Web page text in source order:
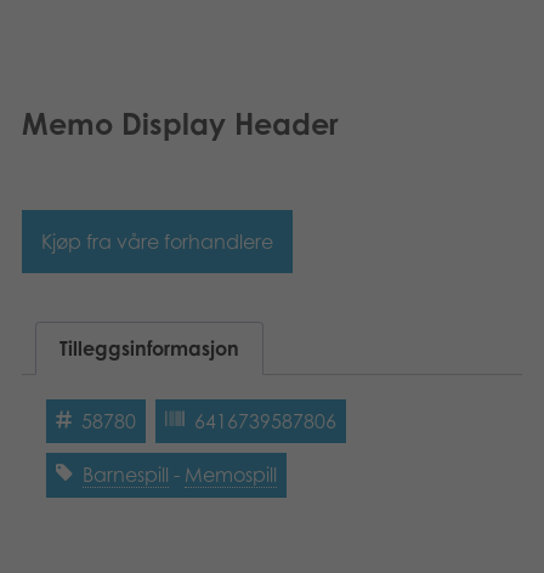
Arkiverte produkter
Memo Display Header
Kjøp fra våre forhandlere
Tilleggsinformasjon
58780 6416739587806
Barnespill - Memospill